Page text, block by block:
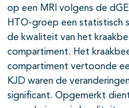
op een MRI volgens de
HTO-groep een statistisch
de kwaliteit van het
compartiment. Het
compartiment vertoonde
KJD waren de
significant. Opgemerkt